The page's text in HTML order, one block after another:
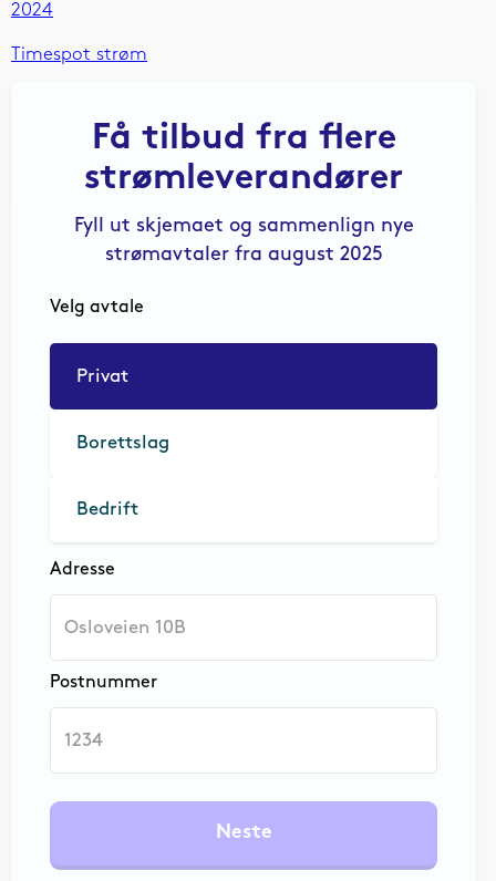
2024
Timespot strøm
Få tilbud fra flere
strømleverandører
Fyll ut skjemaet og sammenlign nye
strømavtaler fra august 2025
Velg avtale
Privat
Borettslag
Bedrift
Adresse
Postnummer
Neste